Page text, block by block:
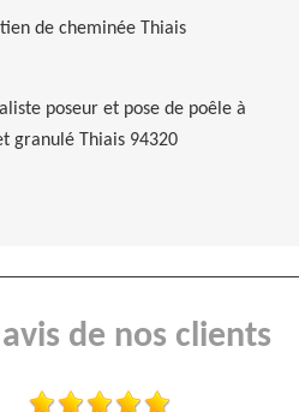
de cheminée Thiais
poseur et pose de poêle à
granulé Thiais 94320
avis de nos clients